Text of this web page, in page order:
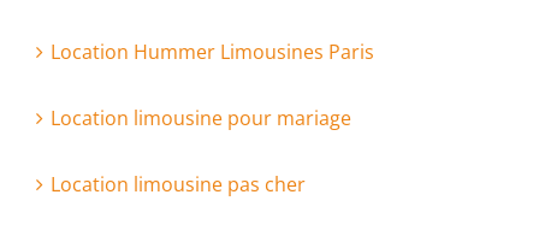
Location Hummer Limousines Paris
Location limousine pour mariage
Location limousine pas cher